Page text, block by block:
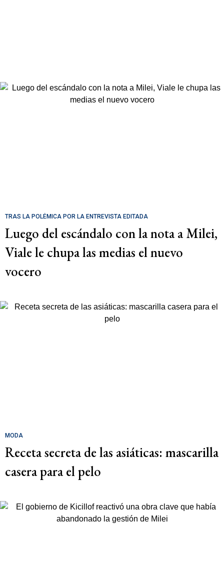
TRAS LA POLÉMICA POR LA ENTREVISTA EDITADA
Luego del escándalo con la nota a Milei,
Viale le chupa las medias el nuevo
vocero
MODA
Receta secreta de las asiáticas: mascarilla
casera para el pelo